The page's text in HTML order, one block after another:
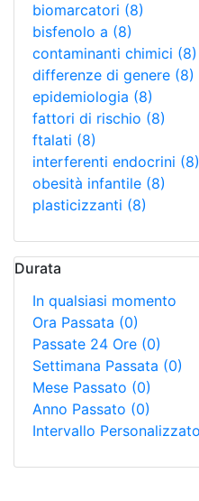
biomarcatori (8)
bisfenolo a (8)
contaminanti chimici (8)
differenze di genere (8)
epidemiologia (8)
fattori di rischio (8)
ftalati (8)
interferenti endocrini (8)
obesità infantile (8)
plasticizzanti (8)
Durata
In qualsiasi momento
Ora Passata (0)
Passate 24 Ore (0)
Settimana Passata (0)
Mese Passato (0)
Anno Passato (0)
Intervallo